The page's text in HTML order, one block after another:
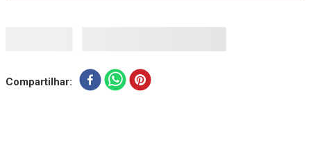
Compartilhar